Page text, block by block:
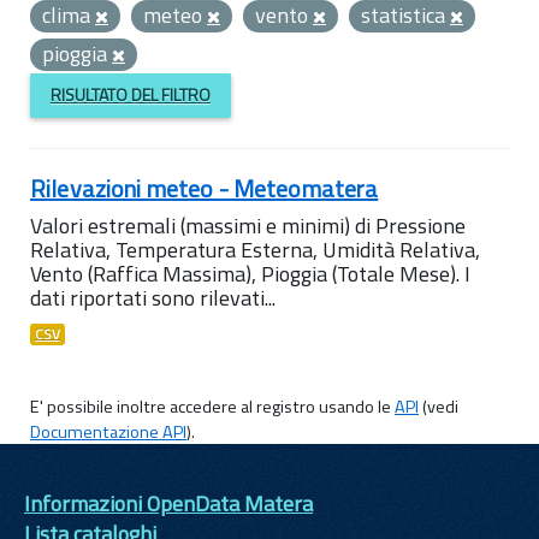
clima
meteo vento
statistica
pioggia
RISULTATO DEL FILTRO
Rilevazioni meteo - Meteomatera
Valori estremali (massimi e minimi) di Pressione
Relativa, Temperatura Esterna, Umidità Relativa,
Vento (Raffica Massima), Pioggia (Totale Mese). I
dati riportati sono rilevati...
CSV
E' possibile inoltre accedere al registro usando leAPI(vedi
Documentazione API).
Informazioni OpenData Matera